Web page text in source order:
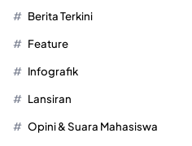
Berita Terkini
Feature
Infografik
Lansiran
Opini & Suara Mahasiswa